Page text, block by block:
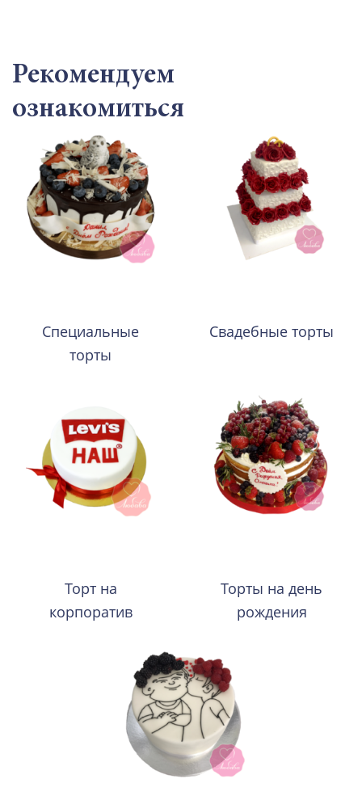
Рекомендуем
ознакомиться
Специальные
торты
Свадебные торты
Торт на
корпоратив
Торты на день
рождения